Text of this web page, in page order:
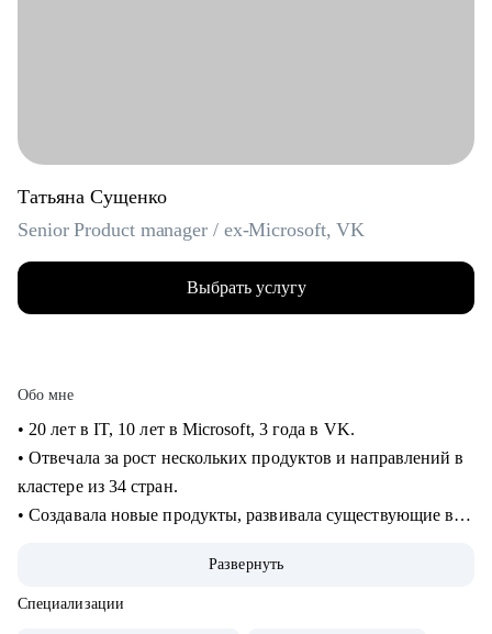
Татьяна Сущенко
Senior Product manager / ex-Microsoft, VK
Выбрать услугу
Обо мне
• 20 лет в IT, 10 лет в Microsoft, 3 года в VK.
• Отвечала за рост нескольких продуктов и направлений в
кластере из 34 стран.
• Создавала новые продукты, развивала существующие в
• Управляла портфелем из 30 продуктов.
• Помогаю стартапам.
Развернуть
Специализации